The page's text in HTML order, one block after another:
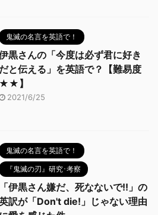
鬼滅の名言を英語で！
黒さんの「今度は必ず君に好き
だと伝える」を英語で？【難易度
★★】
2021/6/25
鬼滅の名言を英語で！
『鬼滅の刃』研究･考察
「伊黒さん嫌だ、死なないで!!」の
訳が「Don't die!」じゃない理由